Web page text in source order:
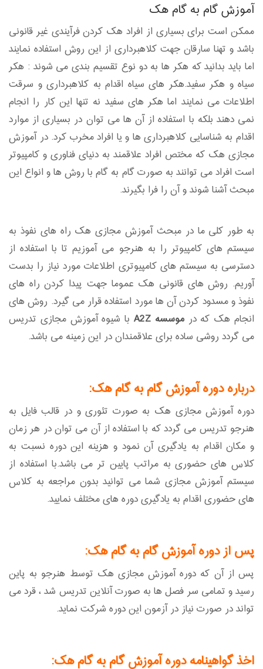
آموزش گام به گام هک
ممکن است برای بسیاری از افراد هک کردن فرآیندی غیر قانونی
باشد و تهنا سارقان جهت کلاهبرداری از این روش استفاده نمایند
اما باید بدانید که هکر ها به دو نوع تقسیم بندی می شوند : هکر
سیاه و هکر سفید.هکر های سیاه اقدام به کلاهبرداری و سرقت
اطلاعات می نمایند اما هکر های سفید نه تنها این کار را انجام
نمی دهند بلکه با استفاده از آن ها می توان در بسیاری از موارد
اقدام به شناسایی کلاهبرداری ها و یا افراد مخرب کرد. در آموزش
مجازی هک که مختص افراد علاقمند به دنیای فناوری و کامپیوتر
است افراد می توانند به صورت گام به گام با روش ها و انواع این
مبحث آشنا شوند و آن را فرا بگیرند.
به طور کلی ما در مبحث آموزش مجازی هک راه های نفوذ به
سیستم های کامپیوتر را به هنرجو می آموزیم تا با استفاده از
دسترسی به سیستم های کامپیوتری اطلاعات مورد نیاز را بدست
آوریم. روش های قانونی هک عموما جهت پیدا کردن راه های
نفوذ و مسدود کردن آن ها مورد استفاده قرار می گیرد. روش های
انجام هک که درموسسه A2Z
با شیوه آموزش مجازی تدریس
می گردد روشی ساده برای علاقمندان در این زمینه می باشد.
درباره دوره آموزش گام به گام هک:
دوره آموزش مجازی هک به صورت تئوری و در قالب فایل به
هنرجو تدریس می گردد که با استفاده از آن می توان در هر زمان
و مکان اقدام به یادگیری آن نمود و هزینه این دوره نسبت به
کلاس های حضوری به مراتب پایین تر می باشد.با استفاده از
سیستم آموزش مجازی شما می توانید بدون مراجعه به کلاس
های حضوری اقدام به یادگیری دوره های مختلف نمایید.
پس از دوره آموزش گام به گام هک:
پس از آن که دوره آموزش مجازی هک توسط هنرجو به پاین
رسید و تمامی سر فصل ها به صورت آنلاین تدریس شد ، قرد می
تواند در صورت نیاز در آزمون این دوره شرکت نماید.
اخذ گواهینامه دوره آموزش گام به گام هک: